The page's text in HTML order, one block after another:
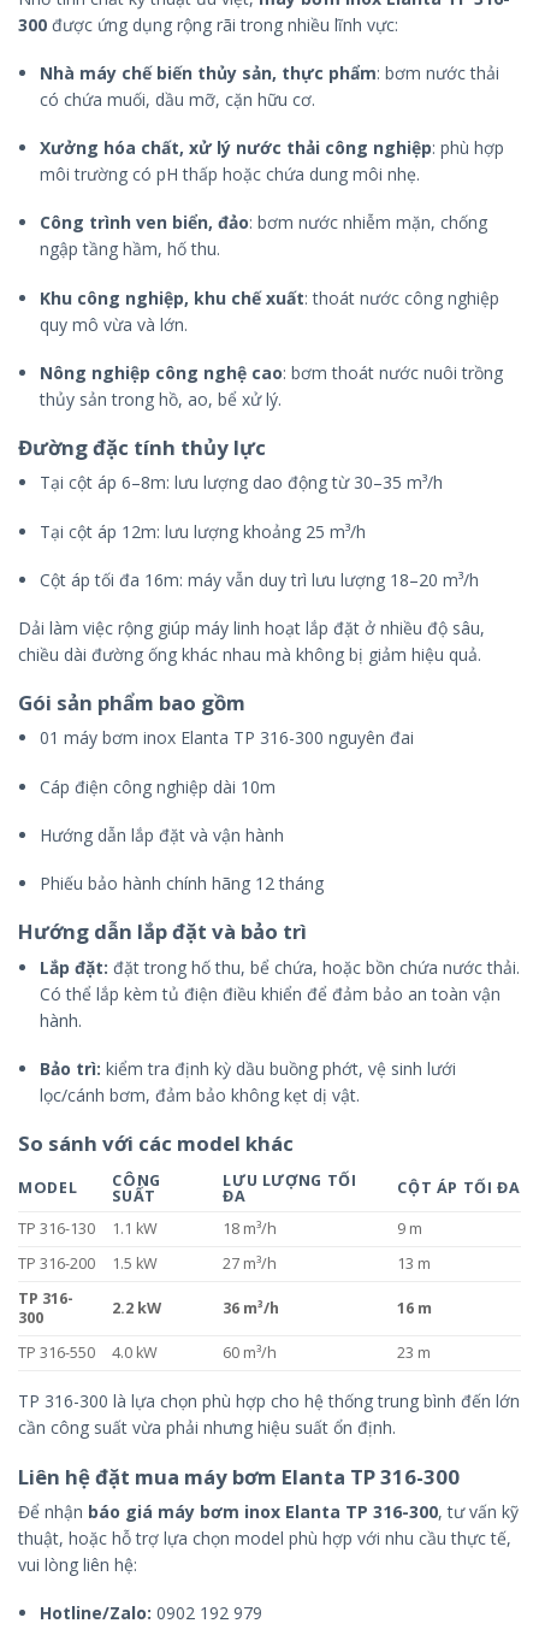
300 được ứng dụng rộng rãi trong nhiều lĩnh vực:
Nhà máy chế biến thủy sản, thực phẩm: bơm nước thải
có chứa muối, dầu mỡ, cặn hữu cơ.
Xưởng hóa chất, xử lý nước thải công nghiệp: phù hợp
môi trường có pH thấp hoặc chứa dung môi nhẹ.
Công trình ven biển, đảo: bơm nước nhiễm mặn, chống
ngập tầng hầm, hố thu.
Khu công nghiệp, khu chế xuất: thoát nước công nghiệp
quy mô vừa và lớn.
Nông nghiệp công nghệ cao: bơm thoát nước nuôi trồng
thủy sản trong hồ, ao, bể xử lý.
Đường đặc tính thủy lực
Tại cột áp 6–8m: lưu lượng dao động từ 30–35 m³/h
Tại cột áp 12m: lưu lượng khoảng 25 m³/h
Cột áp tối đa 16m: máy vẫn duy trì lưu lượng 18–20 m³/h
Dải làm việc rộng giúp máy linh hoạt lắp đặt ở nhiều độ sâu,
chiều dài đường ống khác nhau mà không bị giảm hiệu quả.
Gói sản phẩm bao gồm
01 máy bơm inox Elanta TP 316-300 nguyên đai
Cáp điện công nghiệp dài 10m
Hướng dẫn lắp đặt và vận hành
Phiếu bảo hành chính hãng 12 tháng
Hướng dẫn lắp đặt và bảo trì
Lắp đặt: đặt trong hố thu, bể chứa, hoặc bồn chứa nước thải.
Có thể lắp kèm tủ điện điều khiển để đảm bảo an toàn vận
hành.
Bảo trì: kiểm tra định kỳ dầu buồng phớt, vệ sinh lưới
lọc/cánh bơm, đảm bảo không kẹt dị vật.
So sánh với các model khác
MODEL CÔNG
SUẤT
LƯU LƯỢNG TỐI
ĐA
CỘT ÁP TỐI ĐA
TP 316-130
1.1 kW 18 m³/h
9 m
TP 316-200
1.5 kW 27 m³/h
13 m
TP 316-
300
2.2 kW 36 m³/h 16 m
TP 316-550 4.0 kW 60 m³/h 23 m
TP 316-300 là lựa chọn phù hợp cho hệ thống trung bình đến lớn
cần công suất vừa phải nhưng hiệu suất ổn định.
Liên hệ đặt mua máy bơm Elanta TP 316-300
Để nhận báo giá máy bơm inox Elanta TP 316-300, tư vấn kỹ
thuật, hoặc hỗ trợ lựa chọn model phù hợp với nhu cầu thực tế,
vui lòng liên hệ:
Hotline/Zalo: 0902 192 979